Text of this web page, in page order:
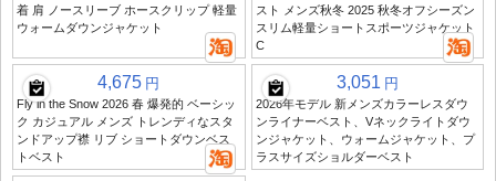
着 肩 ノースリーブ ホースクリップ 軽量
ウォームダウンジャケット
スト メンズ秋冬 2025 秋冬オフシーズン
スリム軽量ショートスポーツジャケット
C
4,675 円
Fly in the Snow 2026 春 爆発的 ベーシッ
ク カジュアル メンズ トレンディなスタ
ンドアップ襟 リブ ショートダウンベス
トベスト
3,051 円
2026年モデル 新メンズカラーレスダウ
ンライナーベスト、Vネックライトダウ
ンジャケット、ウォームジャケット、プ
ラスサイズショルダーベスト